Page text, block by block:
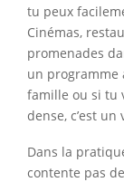
tu peux
Cinémas,
promenades
un programme
famille ou si tu
dense, c’est un
Dans la
contente pas